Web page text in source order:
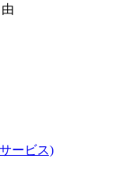
ービス)